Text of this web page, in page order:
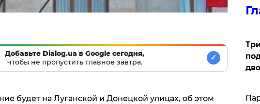
Добавьте Dialog.ua в Google сегодня,
чтобы не пропустить главное завтра.
✓
будет на Луганской и Донецкой улицах, об этом